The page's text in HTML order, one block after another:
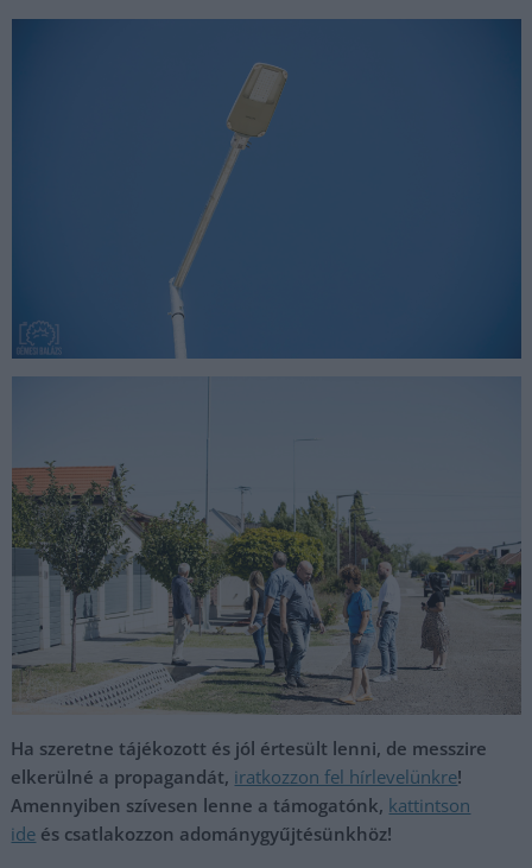
Ha szeretne tájékozott és jól értesült lenni, de messzire
elkerülné a propagandát, iratkozzon fel hírlevelünkre!
Amennyiben szívesen lenne a támogatónk, kattintson
ide és csatlakozzon adománygyűjtésünkhöz!